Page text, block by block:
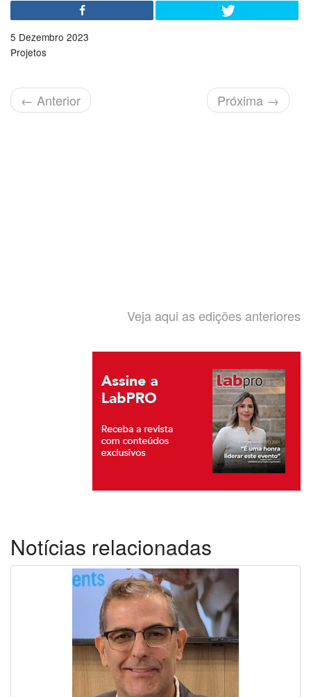
5 Dezembro 2023
Projetos
← Anterior Próxima →
Veja aqui as edições anteriores
Notícias relacionadas